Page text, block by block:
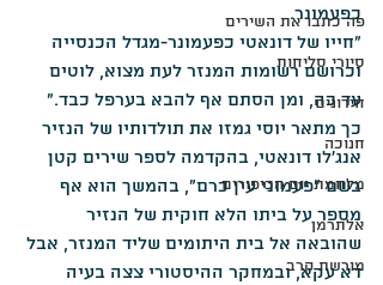
פה כתבו את השירים
סיורי סליחות
חידונים
חנוכה
מלחמת יום הכיפורים
אלתרמן
מורשת קרב
כפעמונר.
"חייו של דונאטי כפעמונר-מגדל הכנסייה
וכרושם רשומות המנזר לעת מצוא, לוטים
עד כה, ומן הסתם אף להבא בערפל כבד."
כך מתאר יוסי גמזו את תולדותיו של הנזיר
אנג'לו דונאטי, בהקדמה לספר שירים קטן
בשם "פעמוני עין כרם", בהמשך הוא אף
מספר על ביתו הלא חוקית של הנזיר
שהובאה אל בית היתומים שליד המנזר, אבל
דא עקא, ובמחקר ההיסטורי צצה בעיה